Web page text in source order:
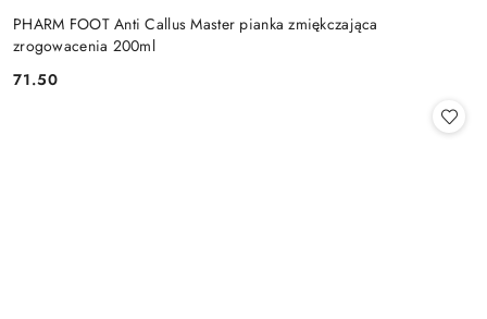
PHARM FOOT Anti Callus Master pianka zmiękczająca
zrogowacenia 200ml
Cena:
71.50